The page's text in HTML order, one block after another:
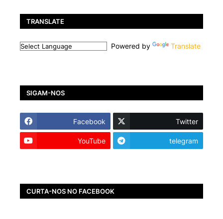
TRANSLATE
Powered by Translate
SIGAM-NOS
Facebook Twitter
YouTube telegram
CURTA-NOS NO FACEBOOK